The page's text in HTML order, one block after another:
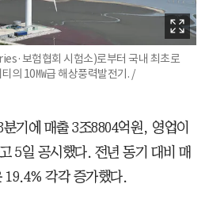
보험협회 시험소)로부터 국내 최초로
의 10㎿급 해상풍력발전기. /
기에 매출 3조8804억원, 영업이
5일 공시했다. 전년 동기 대비 매
각각 증가했다.